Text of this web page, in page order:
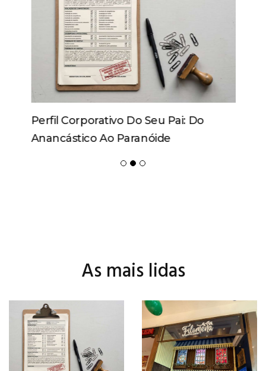
Perfil Corporativo Do Seu Pai: Do
Anancástico Ao Paranóide
As mais lidas